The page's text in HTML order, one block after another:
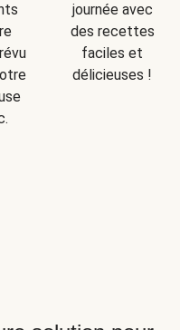
journée avec
des recettes
faciles et
délicieuses !